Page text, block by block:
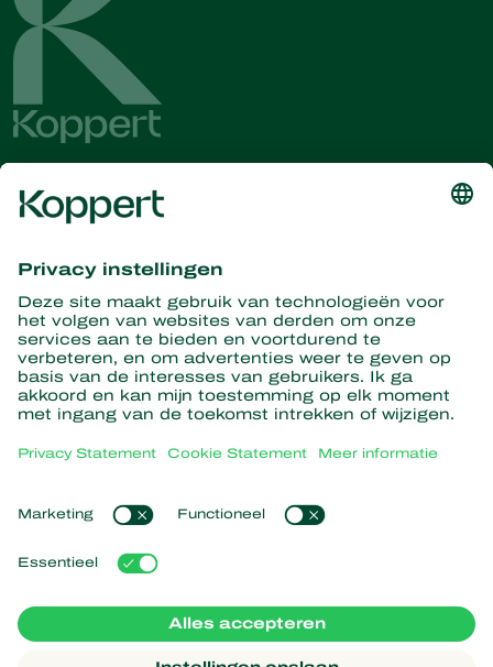
Ontvang het laatste nieuws en
informatie
Hier aanmelden
Partners with Nature
Roofmijten
Roofinsecten
Nuttige nematoden
Nuttige micro-organismen
Gewasbescherming
Nieuws en informatie
Werken bij Koppert
Populaire links
Ervaringen van klanten
Koppert One
Koppert Global
Cookies beheren